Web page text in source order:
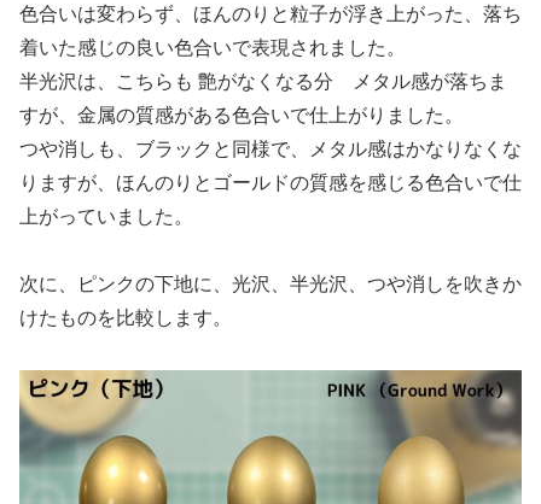
色合いは変わらず、ほんのりと粒子が浮き上がった、落ち
着いた感じの良い色合いで表現されました。
半光沢は、こちらも 艶がなくなる分 メタル感が落ちま
すが、金属の質感がある色合いで仕上がりました。
つや消しも、ブラックと同様で、メタル感はかなりなくな
りますが、ほんのりとゴールドの質感を感じる色合いで仕
上がっていました。
次に、ピンクの下地に、光沢、半光沢、つや消しを吹きか
けたものを比較します。